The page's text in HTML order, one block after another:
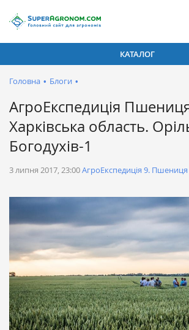
КАТАЛОГ
Головна • Блоги •
АгроЕкспедиція
Харківська область.
Богодухів-1
3 липня 2017, 23:00АгроЕкспедиція 9. Пшениця